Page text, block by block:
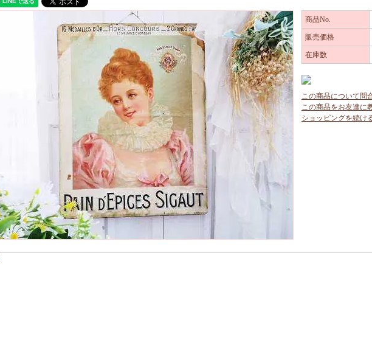
商品No.
販売価格
在庫数
この商品について問
この商品をお友達に
ショッピングを続け